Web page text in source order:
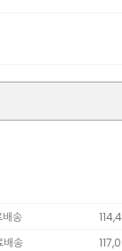
송
배송